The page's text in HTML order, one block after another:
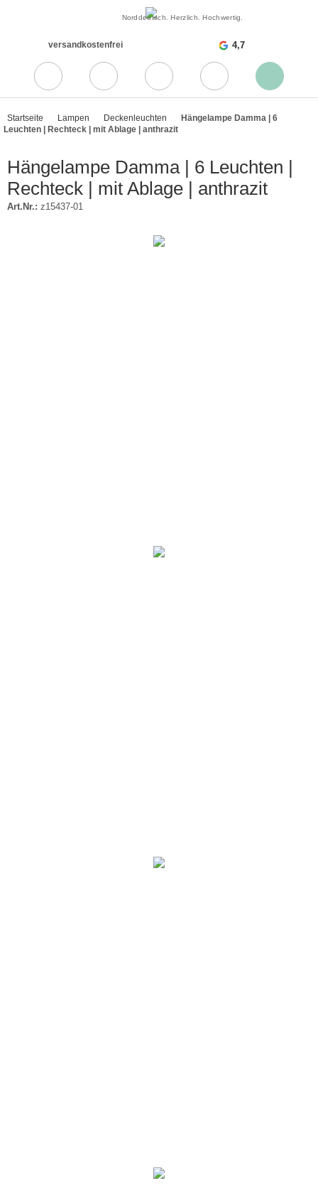
Norddeutsch. Herzlich. Hochwertig.
versandkostenfrei 4,7
Startseite Lampen Deckenleuchten
Hängelampe Damma | 6
Leuchten | Rechteck | mit Ablage | anthrazit
Hängelampe Damma | 6 Leuchten |
Rechteck | mit Ablage | anthrazit
Art.Nr.: z15437-01